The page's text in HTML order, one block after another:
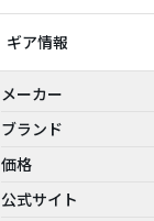
ギア情報
メーカー
ブランド
価格
公式サイト